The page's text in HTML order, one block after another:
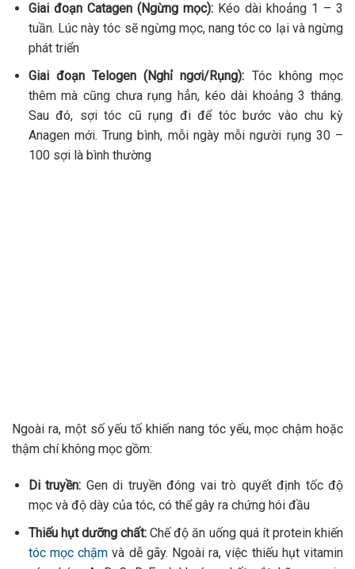
Giai đoạn Catagen (Ngừng mọc):Kéo dài khoảng 1 – 3
tuần. Lúc này tóc sẽ ngừng mọc, nang tóc co lại và ngừng
phát triển
Giai đoạn Telogen (Nghỉ ngơi/Rụng): Tóc không mọc
thêm mà cũng chưa rụng hẳn, kéo dài khoảng 3 tháng.
Sau đó, sợi tóc cũ rụng đi để tóc bước vào chu kỳ
Anagen mới. Trung bình, mỗi ngày mỗi người rụng 30 –
100 sợi là bình thường
Ngoài ra, một số yếu tố khiến nang tóc yếu, mọc chậm hoặc
thậm chí không mọc gồm:
Di truyền: Gen di truyền đóng vai trò quyết định tốc độ
mọc và độ dày của tóc, có thể gây ra chứng hói đầu
Thiếu hụt dưỡng chất:Chế độ ăn uống quá ít protein khiến
tóc mọc chậm và dễ gãy. Ngoài ra, việc thiếu hụt vitamin